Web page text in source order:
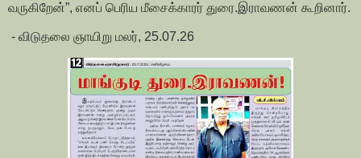
வருகிறேன்”, எனப் பெரிய மீசைக்காரர் துரை.இராவணன் கூறினார்.
- விடுதலை ஞாயிறு மலர், 25.07.26